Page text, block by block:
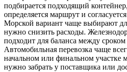
подбирается подходящий
определяется маршрут и
Морской вариант чаще выбирают
нужно снизить расходы.
подходит для баланса между
Автомобильная перевозка чаще
начальном или финальном участке
нужно забрать у поставщика или